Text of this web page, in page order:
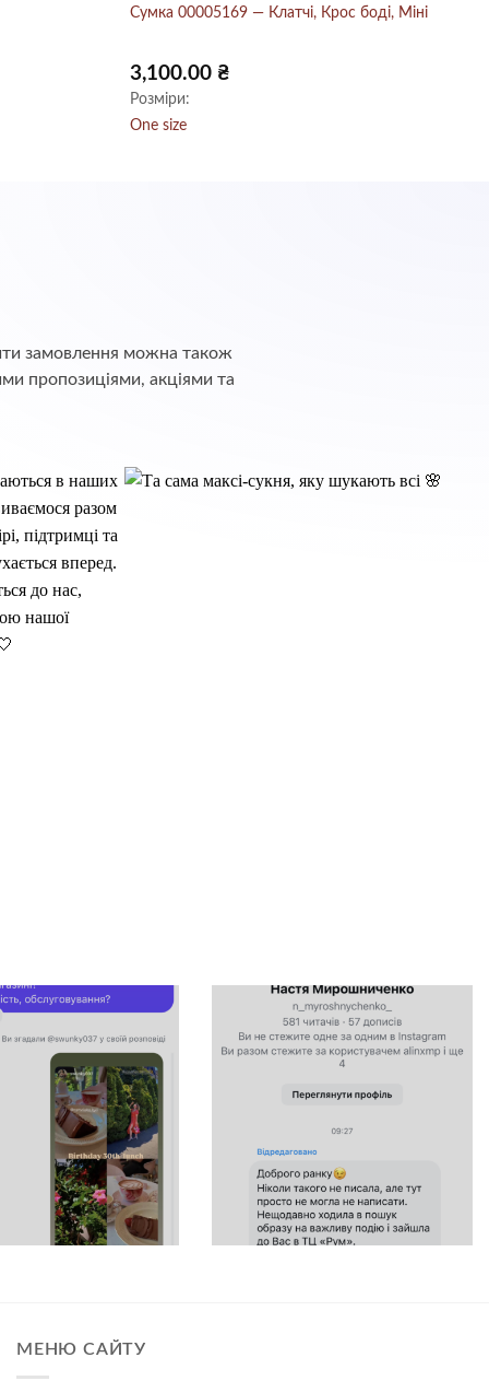
Сумка 00005169 — Клатчі, Крос боді, Міні
3,100.00 ₴
Розміри:
One size
замовлення можна також
пропозиціями, акціями та
МЕНЮ САЙТУ